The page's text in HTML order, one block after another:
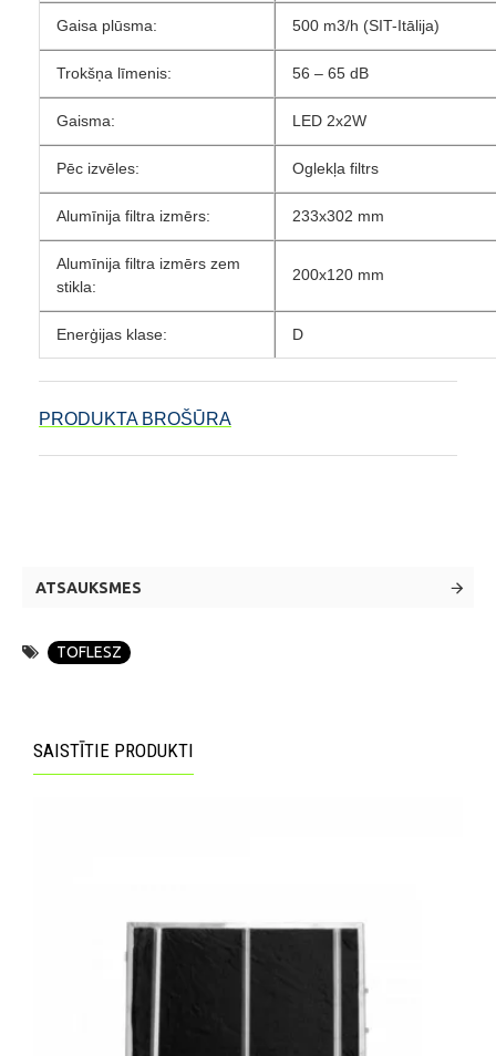
Gaisa plūsma: 500 m3/h (SIT-Itālija)
Trokšņa līmenis: 56 – 65 dB
Gaisma: LED 2x2W
Pēc izvēles: Oglekļa filtrs
Alumīnija filtra izmērs: 233x302 mm
Alumīnija filtra izmērs zem
stikla:
200x120 mm
Enerģijas klase: D
PRODUKTA BROŠŪRA
ATSAUKSMES
TOFLESZ
SAISTĪTIE PRODUKTI